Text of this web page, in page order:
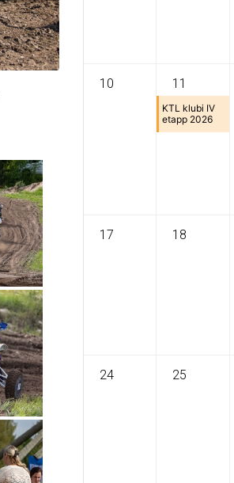
10 11
KTL klubi IV
etapp 2026
17 18
24 25